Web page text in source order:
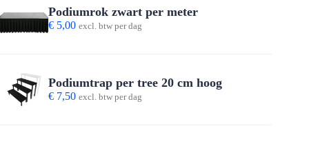
Podiumrok zwart per meter
€ 5,00 excl. btw per dag
Podiumtrap per tree 20 cm hoog
€ 7,50 excl. btw per dag